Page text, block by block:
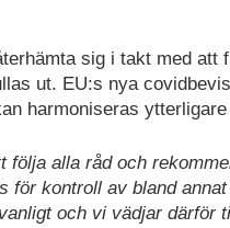
sig i takt med att
ut. EU:s nya
harmoniseras
alla råd och
för kontroll av bland
och vi vädjar därför